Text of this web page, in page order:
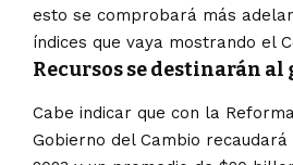
esto se comprobará más
índices que vaya mostrando el
Recursos se destinarán al
Cabe indicar que con la
Gobierno del Cambio recaudará